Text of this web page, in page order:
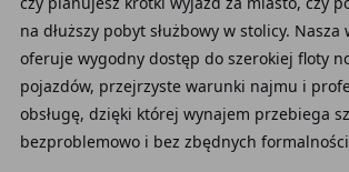
na dłuższy pobyt służbowy w stolicy. Nasza
oferuje wygodny dostęp do szerokiej floty
pojazdów, przejrzyste warunki najmu i
obsługę, dzięki której wynajem przebiega
bezproblemowo i bez zbędnych